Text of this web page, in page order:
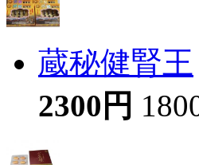
蔵秘健腎王
2300円